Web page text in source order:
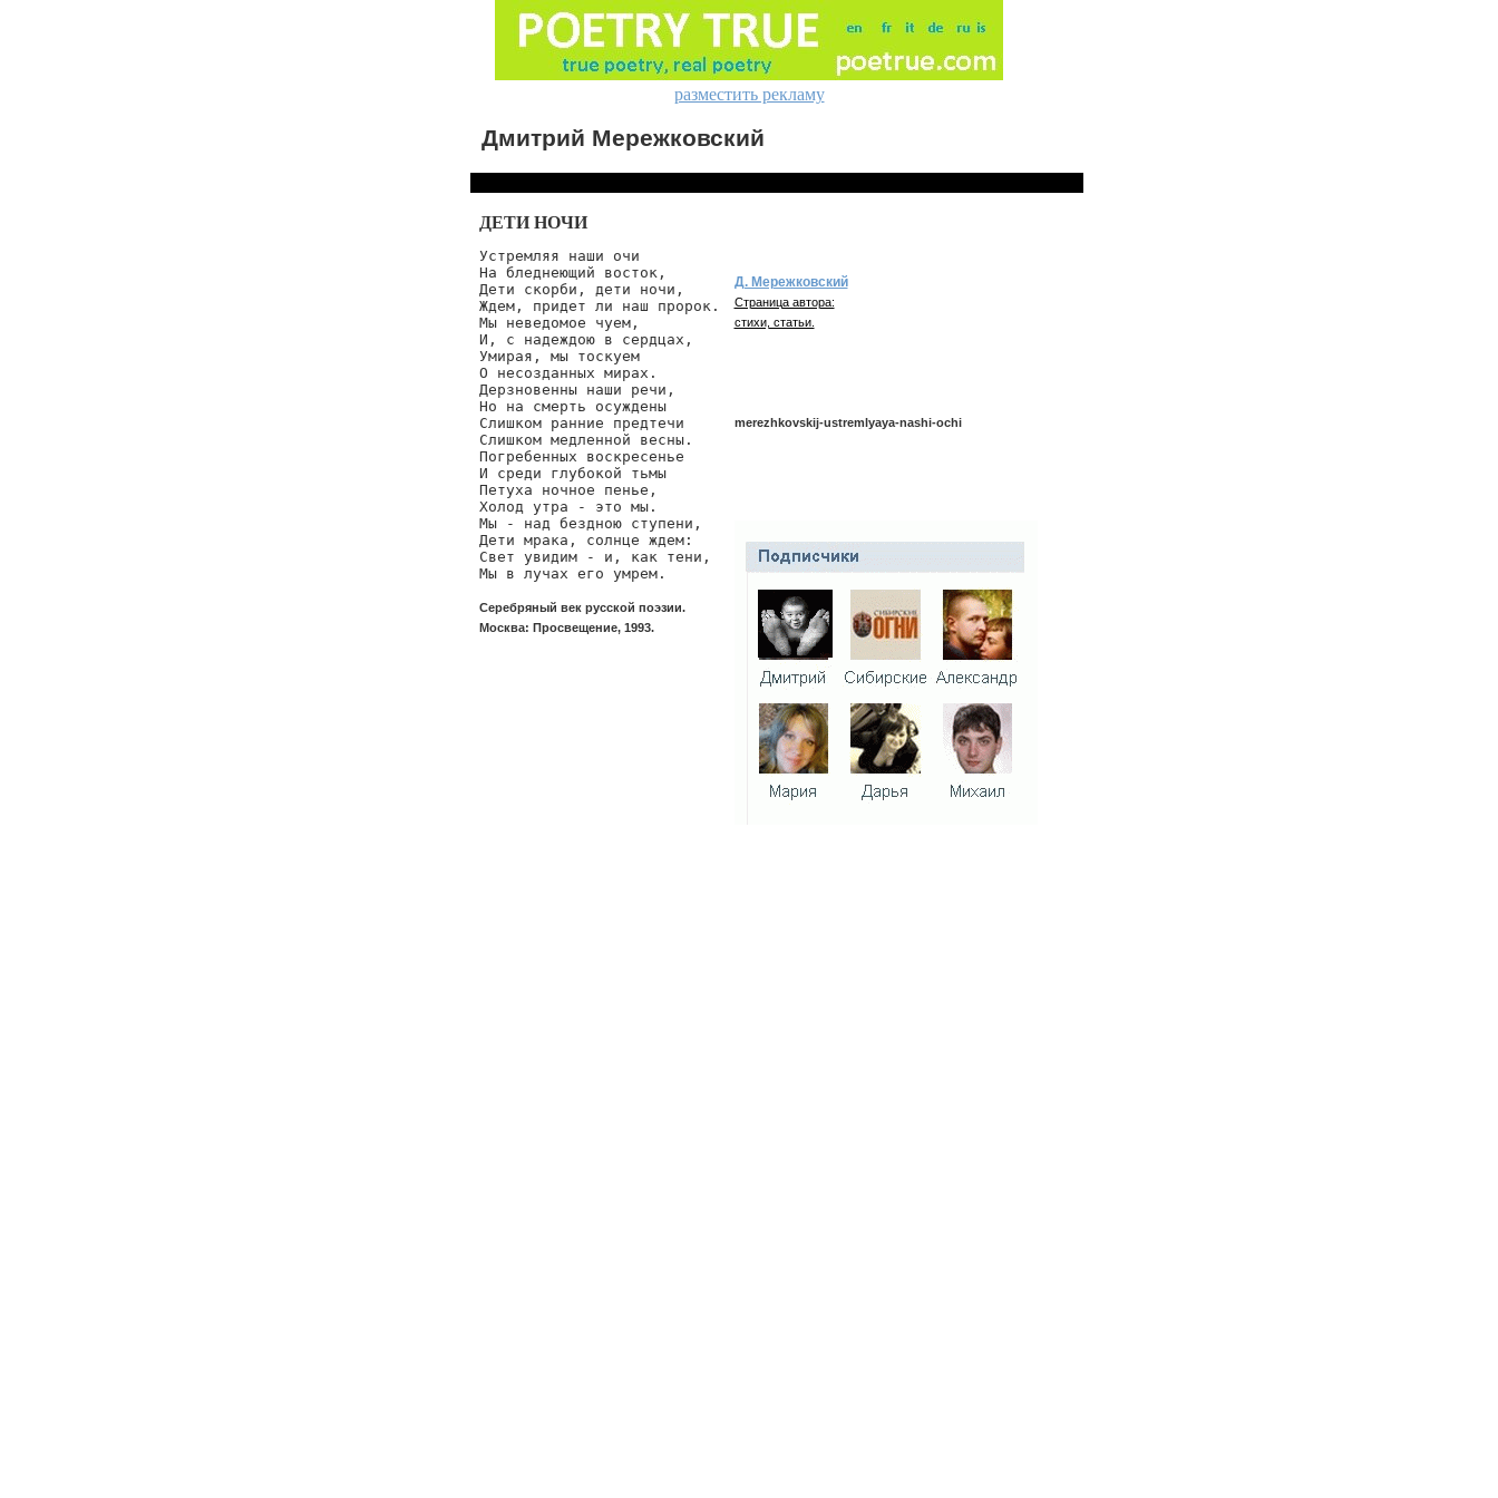
разместить рекламу
Дмитрий Мережковский
ДЕТИ НОЧИ
Устремляя наши очи
На бледнеющий восток,
Дети скорби, дети ночи,
Ждем, придет ли наш пророк.
Мы неведомое чуем,
И, с надеждою в сердцах,
Умирая, мы тоскуем
О несозданных мирах.
Дерзновенны наши речи,
Но на смерть осуждены
Слишком ранние предтечи
Слишком медленной весны.
Погребенных воскресенье
И среди глубокой тьмы
Петуха ночное пенье,
Холод утра - это мы.
Мы - над бездною ступени,
Дети мрака, солнце ждем:
Свет увидим - и, как тени,
Мы в лучах его умрем.
Серебряный век русской поэзии.
Москва: Просвещение, 1993.
Д. Мережковский
Страница автора:
стихи, статьи.
merezhkovskij-ustremlyaya-nashi-ochi